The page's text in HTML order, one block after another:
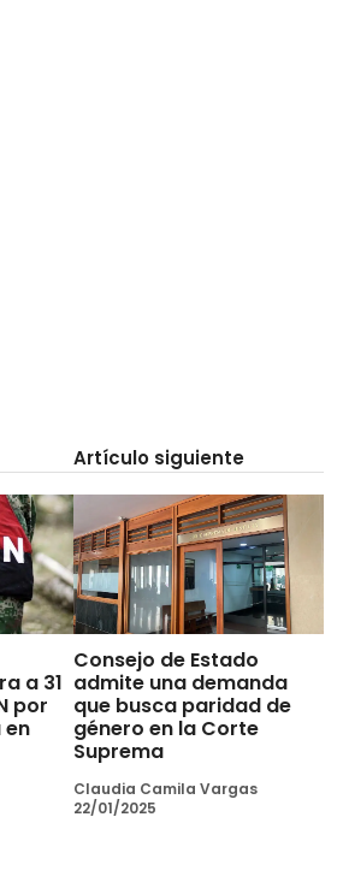
a 31
por
Artículo siguiente
Consejo de Estado
admite una demanda
que busca paridad de
género en la Corte
Suprema
Claudia Camila Vargas
22/01/2025